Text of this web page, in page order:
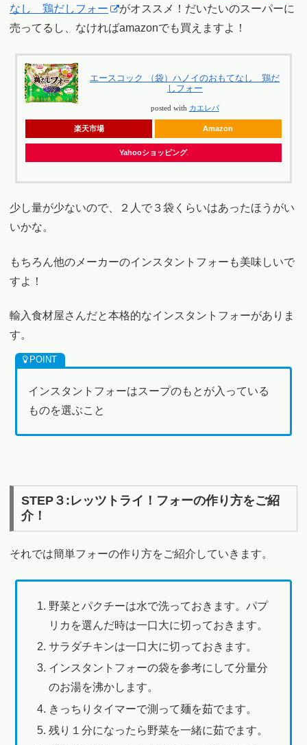
なし 鶏だしフォー
がオススメ！だいたいのスーパーに
売ってるし、なければamazonでも買えますよ！
エースコック （袋）ハノイのおもてなし 鶏だ
しフォー
posted with カエレバ
楽天市場 Amazon
Yahooショッピング
少し量が少ないので、２人で３袋くらいはあったほうがい
いかな。
もちろん他のメーカーのインスタントフォーも美味しいで
すよ！
輸入食材屋さんだと本格的なインスタントフォーがありま
す。
インスタントフォーはスープのもとが入っている
ものを選ぶこと
STEP３:レッツトライ！フォーの作り方をご紹
介！
それでは簡単フォーの作り方をご紹介していきます。
野菜とパクチーは水で洗っておきます。パプ
リカを選んだ時は一口大に切っておきます。
サラダチキンは一口大に切っておきます。
インスタントフォーの袋を参考にして分量分
のお湯を沸かします。
きっちりタイマーで測って麺を茹でます。
残り１分になったら野菜を一緒に茹でます。